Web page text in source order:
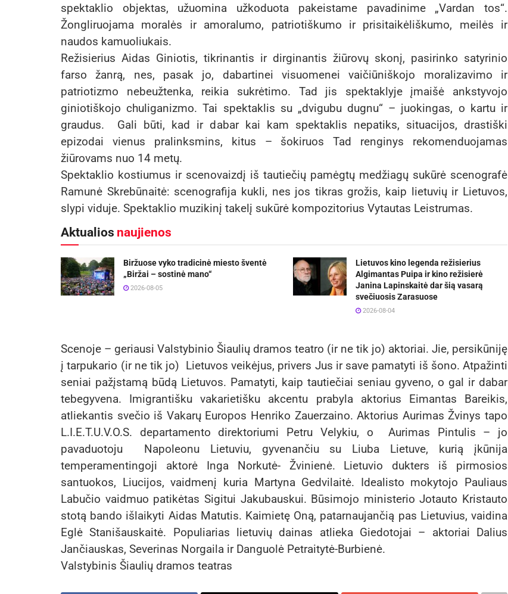
spektaklio objektas, užuomina užkoduota pakeistame pavadinime „Vardan tos“.
Žongliruojama moralės ir amoralumo, patriotiškumo ir prisitaikėliškumo, meilės ir
naudos kamuoliukais.
Režisierius Aidas Giniotis, tikrinantis ir dirginantis žiūrovų skonį, pasirinko satyrinio
farso žanrą, nes, pasak jo, dabartinei visuomenei vaičiūniškojo moralizavimo ir
patriotizmo nebeužtenka, reikia sukrėtimo. Tad jis spektaklyje įmaišė ankstyvojo
giniotiškojo chuliganizmo. Tai spektaklis su „dvigubu dugnu“ – juokingas, o kartu ir
graudus. Gali būti, kad ir dabar kai kam spektaklis nepatiks, situacijos, drastiški
epizodai vienus pralinksmins, kitus – šokiruos Tad renginys rekomenduojamas
žiūrovams nuo 14 metų.
Spektaklio kostiumus ir scenovaizdį iš tautiečių pamėgtų medžiagų sukūrė scenografė
Ramunė Skrebūnaitė: scenografija kukli, nes jos tikras grožis, kaip lietuvių ir Lietuvos,
slypi viduje. Spektaklio muzikinį takelį sukūrė kompozitorius Vytautas Leistrumas.
Aktualios naujienos
Biržuose vyko tradicinė miesto šventė
„Biržai – sostinė mano“
2026-08-05
Lietuvos kino legenda režisierius
Algimantas Puipa ir kino režisierė
Janina Lapinskaitė dar šią vasarą
svečiuosis Zarasuose
2026-08-04
Scenoje – geriausi Valstybinio Šiaulių dramos teatro (ir ne tik jo) aktoriai. Jie, persikūniję
į tarpukario (ir ne tik jo) Lietuvos veikėjus, privers Jus ir save pamatyti iš šono. Atpažinti
seniai pažįstamą būdą Lietuvos. Pamatyti, kaip tautiečiai seniau gyveno, o gal ir dabar
tebegyvena. Imigrantišku vakarietišku akcentu prabyla aktorius Eimantas Bareikis,
atliekantis svečio iš Vakarų Europos Henriko Zauerzaino. Aktorius Aurimas Žvinys tapo
L.I.E.T.U.V.O.S. departamento direktoriumi Petru Velykiu, o Aurimas Pintulis – jo
pavaduotoju Napoleonu Lietuviu, gyvenančiu su Liuba Lietuve, kurią įkūnija
temperamentingoji aktorė Inga Norkutė- Žvinienė. Lietuvio dukters iš pirmosios
santuokos, Liucijos, vaidmenį kuria Martyna Gedvilaitė. Idealisto mokytojo Pauliaus
Labučio vaidmuo patikėtas Sigitui Jakubauskui. Būsimojo ministerio Jotauto Kristauto
stotą bando išlaikyti Aidas Matutis. Kaimietę Oną, patarnaujančią pas Lietuvius, vaidina
Eglė Stanišauskaitė. Populiarias lietuvių dainas atlieka Giedotojai – aktoriai Dalius
Jančiauskas, Severinas Norgaila ir Danguolė Petraitytė-Burbienė.
Valstybinis Šiaulių dramos teatras